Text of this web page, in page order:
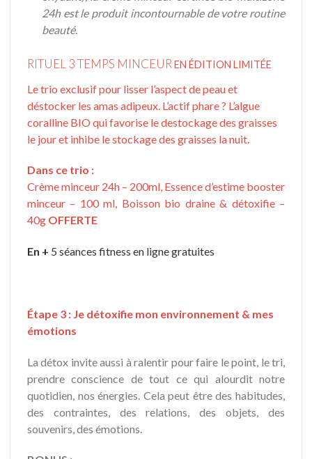
24h est le produit incontournable de votre routine
beauté.
RITUEL 3 TEMPS MINCEUR EN ÉDITION LIMITÉE
Le trio exclusif pour lisser l’aspect de peau et
déstocker les amas adipeux. L’actif phare ? L’algue
coralline BIO qui favorise le destockage des graisses
le jour et inhibe le stockage des graisses la nuit.
Dans ce trio :
Crème minceur 24h – 200ml, Essence d’estime booster
minceur – 100 ml, Boisson bio draine & détoxifie –
40g OFFERTE
En + 5 séances fitness en ligne gratuites
Étape 3 : Je détoxifie mon environnement & mes
émotions
La détox invite aussi à ralentir pour faire le point, le tri,
prendre conscience de tout ce qui alourdit notre
quotidien, nos énergies. Cela peut être des habitudes,
des contraintes, des relations, des objets, des
souvenirs, des émotions.